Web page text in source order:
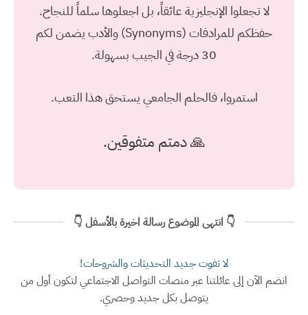
لا تجعلوا الإنجليزية عائقاً، بل اجعلوها سلماً للنجاح.
حفظكم للمرادفات (Synonyms) والأدب يضمن لكم
30 درجة في الجيب بسهولة.
استمروا، فالحلم الجامعي يستحق هذا التعب.
🙏 دمتم متفوقين.
👇 انتهى الموضوع رسالة اخيرة بالأسفل 👇
لا تفوت جديد التحديثات والشروحات!
انضم الآن إلى عائلتنا عبر منصات التواصل الاجتماعي لتكون أول من
يتوصل بكل جديد وحصري.